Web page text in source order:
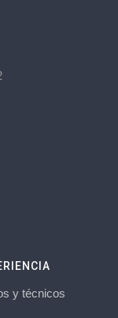
y técnicos